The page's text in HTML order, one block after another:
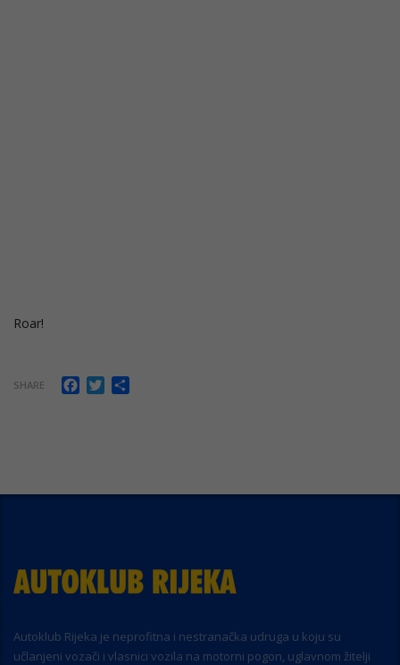
Roar!
SHARE Facebook
Twitter
Autoklub Rijeka je neprofitna i nestranačka udruga u koju su
učlanjeni vozači i vlasnici vozila na motorni pogon, uglavnom žitelji